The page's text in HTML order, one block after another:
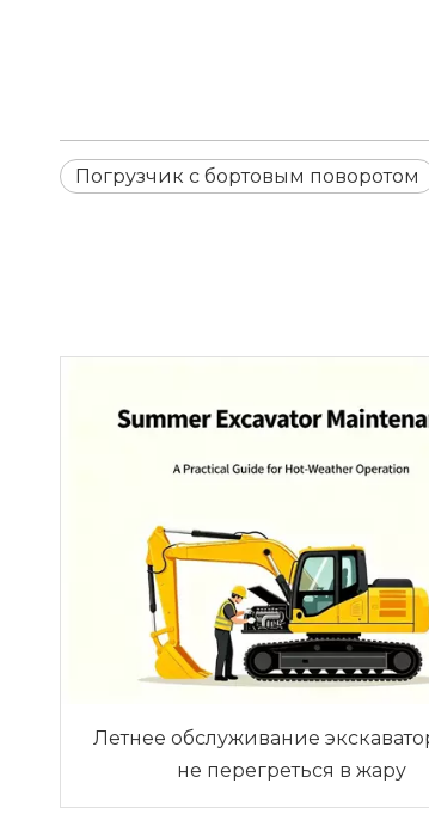
Погрузчик с бортовым поворотом
Летнее обслуживание
не перегреться в жару